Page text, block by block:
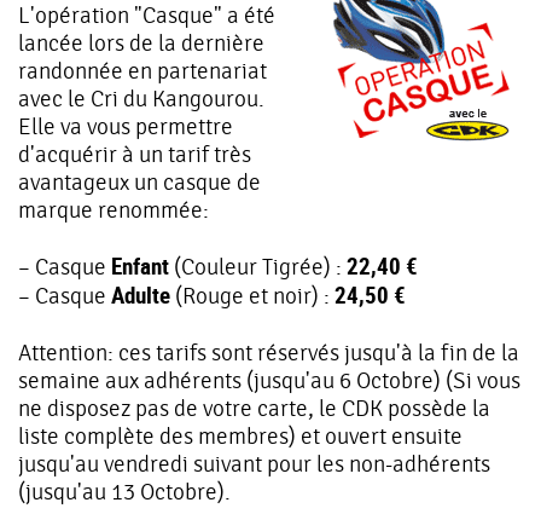
L'opération "Casque" a été
lancée lors de la dernière
randonnée en partenariat
avec le Cri du Kangourou.
Elle va vous permettre
d'acquérir à un tarif très
avantageux un casque de
marque renommée:
– Casque Enfant(Couleur Tigrée) : 22,40 €
– Casque Adulte(Rouge et noir) : 24,50 €
Attention: ces tarifs sont réservés jusqu'à la fin de la
semaine aux adhérents (jusqu'au 6 Octobre) (Si vous
ne disposez pas de votre carte, le CDK possède la
liste complète des membres) et ouvert ensuite
jusqu'au vendredi suivant pour les non-adhérents
(jusqu'au 13 Octobre).